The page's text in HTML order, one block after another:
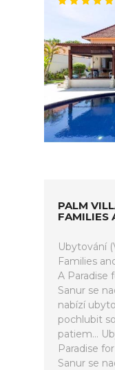
PALM
FAMILIES
Ubytování
Families
A Paradise
Sanur se
nabízí
pochlubit
patiem...
Paradise
Sanur se